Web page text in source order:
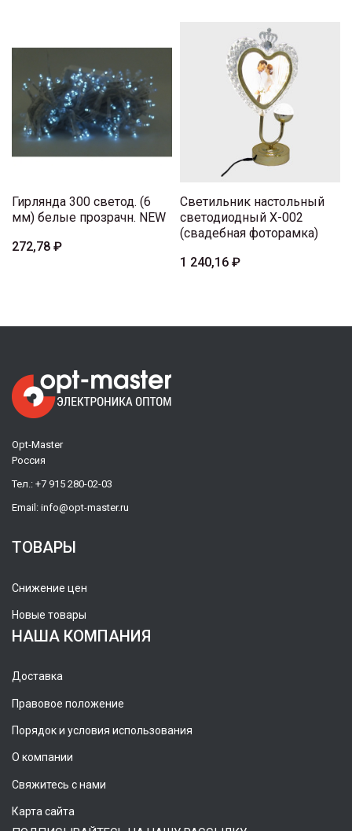
Гирлянда 300 светод. (6
мм) белые прозрачн. NEW
272,78 ₽
Светильник настольный
светодиодный X-002
(свадебная фоторамка)
1 240,16 ₽
Opt-Master
Россия
Тел.: +7 915 280-02-03
Email: info@opt-master.ru
ТОВАРЫ
Снижение цен
Новые товары
НАША КОМПАНИЯ
Доставка
Правовое положение
Порядок и условия использования
О компании
Свяжитесь с нами
Карта сайта